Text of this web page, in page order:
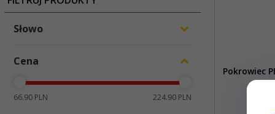
Słowo
Cena
66.90 PLN 224.90 PLN
Pokrowiec